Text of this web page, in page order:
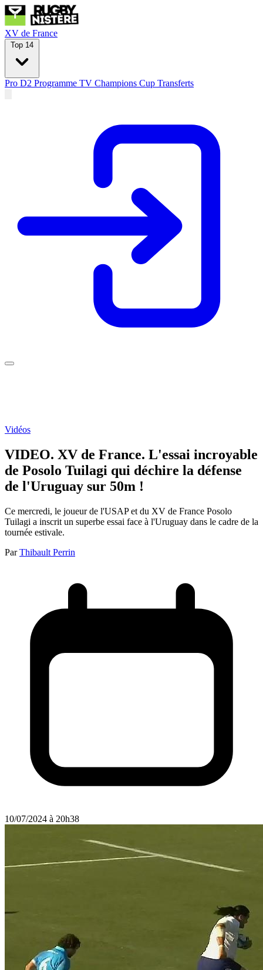
XV de France
Top 14
Pro D2 Programme TV Champions Cup Transferts
Vidéos
VIDEO. XV de France. L'essai incroyable
de Posolo Tuilagi qui déchire la défense
de l'Uruguay sur 50m !
Ce mercredi, le joueur de l'USAP et du XV de France Posolo
Tuilagi a inscrit un superbe essai face à l'Uruguay dans le cadre de la
tournée estivale.
Par Thibault Perrin
10/07/2024 à 20h38